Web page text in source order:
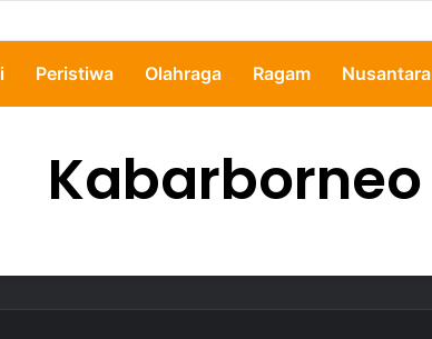
Peristiwa Olahraga Ragam Nusantara
Kabarborneo